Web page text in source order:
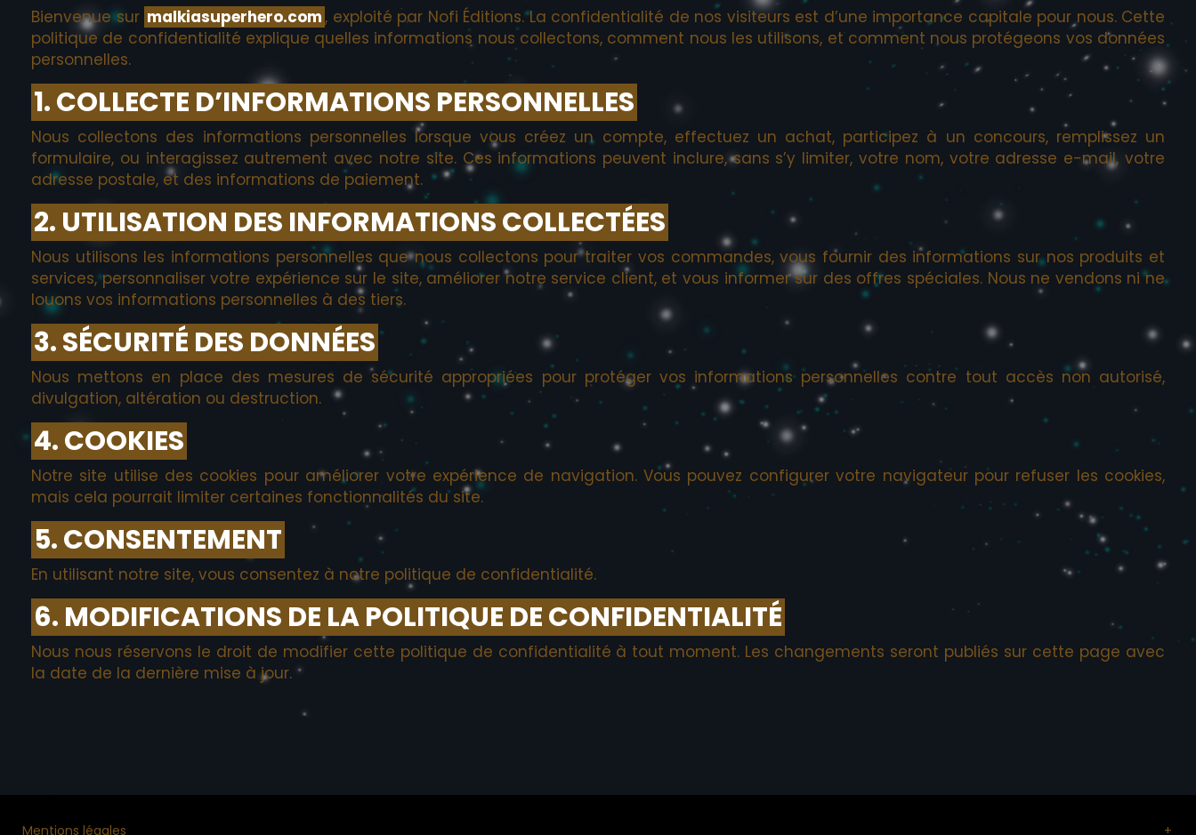
Bienvenue sur malkiasuperhero.com , exploité par Nofi Éditions. La confidentialité de nos visiteurs est d’une importance capitale pour nous. Cette
politique de confidentialité explique quelles informations nous collectons, comment nous les utilisons, et comment nous protégeons vos données
personnelles.
1. COLLECTE D’INFORMATIONS PERSONNELLES
Nous collectons des informations personnelles lorsque vous créez un compte, effectuez un achat, participez à un concours, remplissez un
formulaire, ou interagissez autrement avec notre site. Ces informations peuvent inclure, sans s’y limiter, votre nom, votre adresse e-mail, votre
adresse postale, et des informations de paiement.
2. UTILISATION DES INFORMATIONS COLLECTÉES
Nous utilisons les informations personnelles que nous collectons pour traiter vos commandes, vous fournir des informations sur nos produits et
services, personnaliser votre expérience sur le site, améliorer notre service client, et vous informer sur des offres spéciales. Nous ne vendons ni ne
louons vos informations personnelles à des tiers.
3. SÉCURITÉ DES DONNÉES
Nous mettons en place des mesures de sécurité appropriées pour protéger vos informations personnelles contre tout accès non autorisé,
divulgation, altération ou destruction.
4. COOKIES
Notre site utilise des cookies pour améliorer votre expérience de navigation. Vous pouvez configurer votre navigateur pour refuser les cookies,
mais cela pourrait limiter certaines fonctionnalités du site.
5. CONSENTEMENT
En utilisant notre site, vous consentez à notre politique de confidentialité.
6. MODIFICATIONS DE LA POLITIQUE DE CONFIDENTIALITÉ
Nous nous réservons le droit de modifier cette politique de confidentialité à tout moment. Les changements seront publiés sur cette page avec
la date de la dernière mise à jour.
Mentions légales